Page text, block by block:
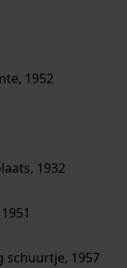
1952
1932
schuurtje, 1957